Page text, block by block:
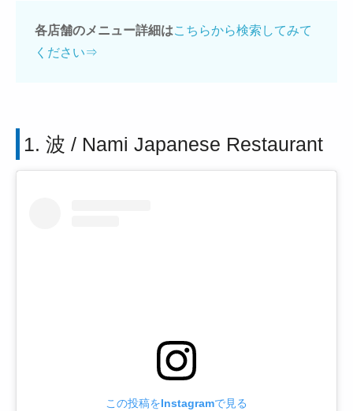
各店舗のメニュー詳細はこちらから検索してみて
ください⇒
1. 波 / Nami Japanese Restaurant
この投稿をInstagramで見る